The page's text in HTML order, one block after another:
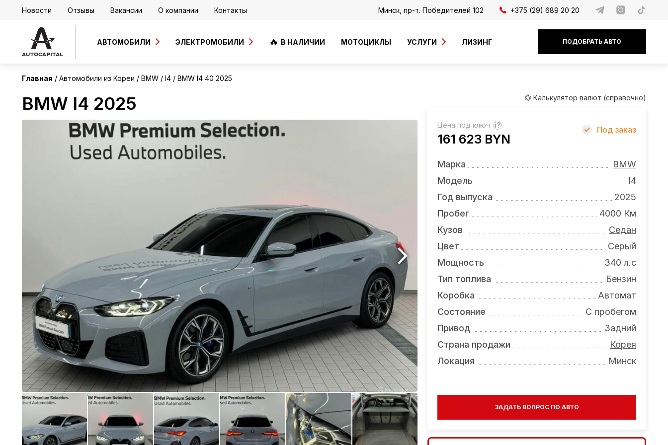
Новости Отзывы Вакансии О компании Контакты Минск, пр-т. Победителей 102 +375 (29) 689 20 20
АВТОМОБИЛИ ЭЛЕКТРОМОБИЛИ В НАЛИЧИИ МОТОЦИКЛЫ УСЛУГИ ЛИЗИНГ ПОДОБРАТЬ АВТО
Главная Автомобили из Кореи BMW I4 BMW I4 40 2025
BMW I4 2025
Корея
💱 Калькулятор валют (справочно)
Цена под ключ ?
161 623 BYN
Под заказ
Марка
BMW
Модель
I4
Год выпуска
2025
Пробег
4000 Км
Кузов
Седан
Цвет
Серый
Мощность
340 л.с
Тип топлива
Бензин
Коробка
Автомат
Состояние
С пробегом
Привод
Задний
Страна продажи
Корея
Локация
Минск
ЗАДАТЬ ВОПРОС ПО АВТО